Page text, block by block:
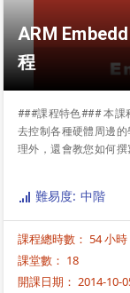
ARM
程
###課程特色### 本課程是為了想學習如何使用C語言，透過Linux系統，
去控制各種硬體周邊
理外，還會教您如何
就感。難易度: 中階
課程總時數： 54 小時
課堂數： 18
開課日期： 2014-10-